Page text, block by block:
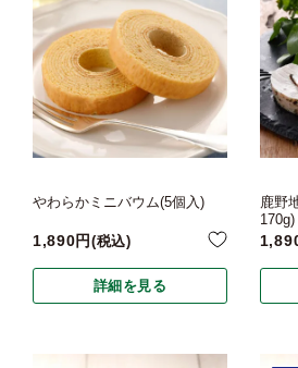
やわらかミニバウム(5個入)
1,890 税込
詳細を見る
鹿野
170g)